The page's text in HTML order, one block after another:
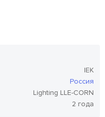
IEK
Россия
Lighting LLE-CORN
2 года